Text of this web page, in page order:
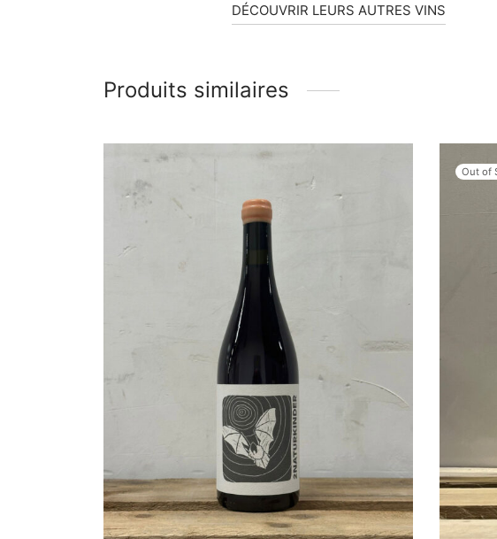
DÉCOUVRIR LEURS AUTRES VINS
Produits similaires
Out of